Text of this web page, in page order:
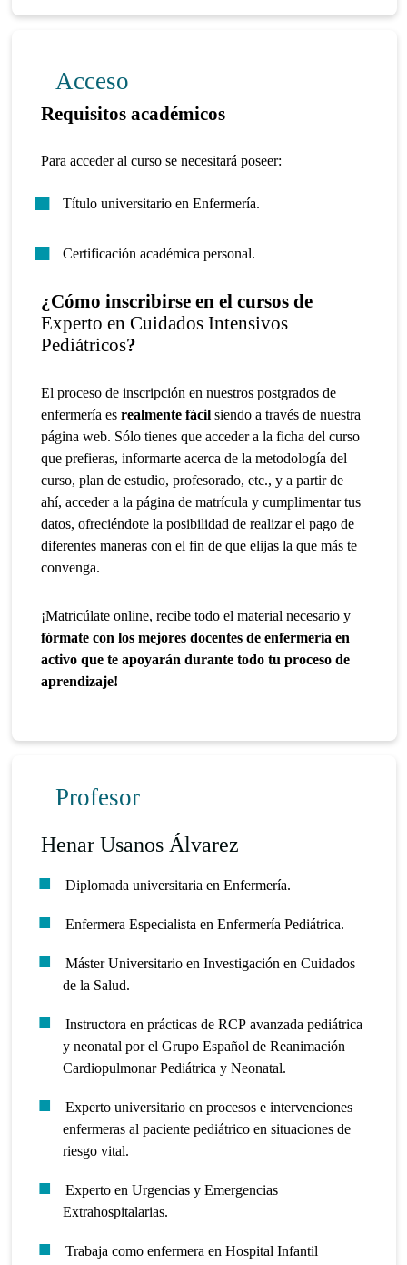
Acceso
Requisitos académicos
Para acceder al curso se necesitará poseer:
Título universitario en Enfermería.
Certificación académica personal.
¿Cómo inscribirse en el cursos de
Experto en Cuidados Intensivos
Pediátricos?
El proceso de inscripción en nuestros postgrados de
enfermería esrealmente fácil siendo a través de nuestra
página web. Sólo tienes que acceder a la ficha del curso
que prefieras, informarte acerca de la metodología del
curso, plan de estudio, profesorado, etc., y a partir de
ahí, acceder a la página de matrícula y cumplimentar tus
datos, ofreciéndote la posibilidad de realizar el pago de
diferentes maneras con el fin de que elijas la que más te
convenga.
¡Matricúlate online, recibe todo el material necesario y
fórmate con los mejores docentes de enfermería en
activo que te apoyarán durante todo tu proceso de
aprendizaje!
Profesor
Henar Usanos Álvarez
Diplomada universitaria en Enfermería.
Enfermera Especialista en Enfermería Pediátrica.
Máster Universitario en Investigación en Cuidados
de la Salud.
Instructora en prácticas de RCP avanzada pediátrica
y neonatal por el Grupo Español de Reanimación
Cardiopulmonar Pediátrica y Neonatal.
Experto universitario en procesos e intervenciones
enfermeras al paciente pediátrico en situaciones de
riesgo vital.
Experto en Urgencias y Emergencias
Extrahospitalarias.
Trabaja como enfermera en Hospital Infantil